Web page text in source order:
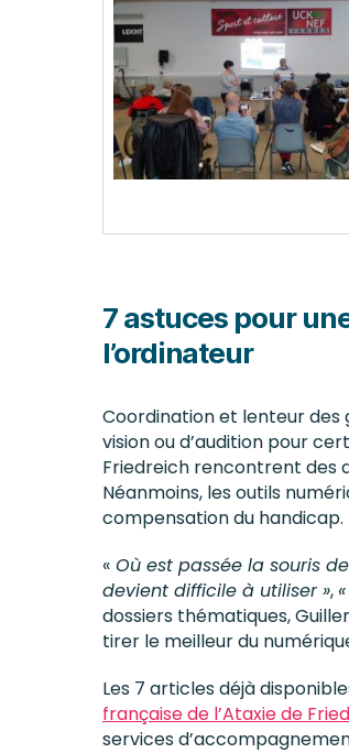
7 astuces pour
l’ordinateur
Coordination et lenteur des
vision ou d’audition pour
Friedreich rencontrent des
Néanmoins, les outils
compensation du handicap.
« Où est passée la souris
devient difficile à utiliser »,«
dossiers thématiques,
tirer le meilleur du
Les 7 articles déjà
française de l’Ataxie de
services